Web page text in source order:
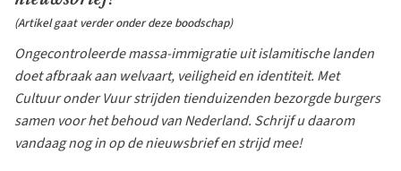
(Artikel gaat verder onder deze boodschap)
Ongecontroleerde massa-immigratie uit islamitische landen
doet afbraak aan welvaart, veiligheid en identiteit. Met
Cultuur onder Vuur strijden tienduizenden bezorgde burgers
samen voor het behoud van Nederland. Schrijf u daarom
vandaag nog in op de nieuwsbrief en strijd mee!